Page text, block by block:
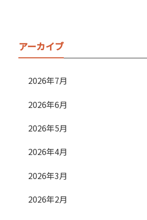
アーカイブ
2026年7月
2026年6月
2026年5月
2026年4月
2026年3月
2026年2月